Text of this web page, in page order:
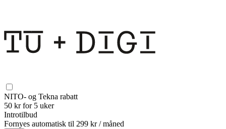
NITO- og Tekna rabatt
50 kr for 5 uker
Introtilbud
Fornyes automatisk til 299 kr / måned